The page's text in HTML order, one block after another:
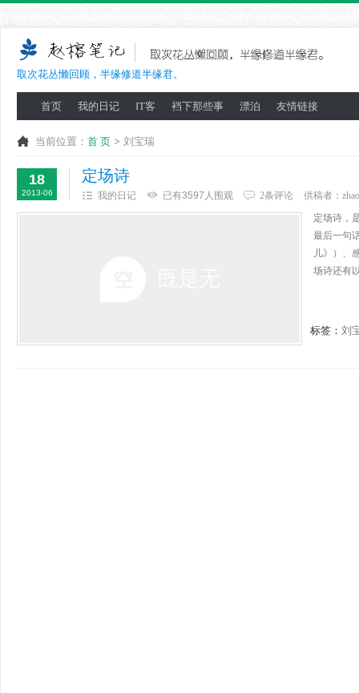
取次花丛懒回顾，半缘修道半缘君。
首页 我的日记 IT客 裆下那些事 漂泊 友情链接
当前位置： 首 页 > 刘宝瑞
18
2013-06
定场诗
我的日记 已有3597人围观 2条评论 供稿者：
定场诗，
最后一句
儿》）、
场诗还有
标签： 刘